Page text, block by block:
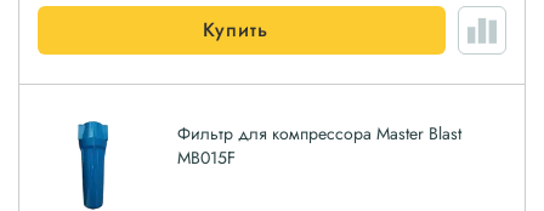
Купить
Фильтр для компрессора Master Blast
MB015F